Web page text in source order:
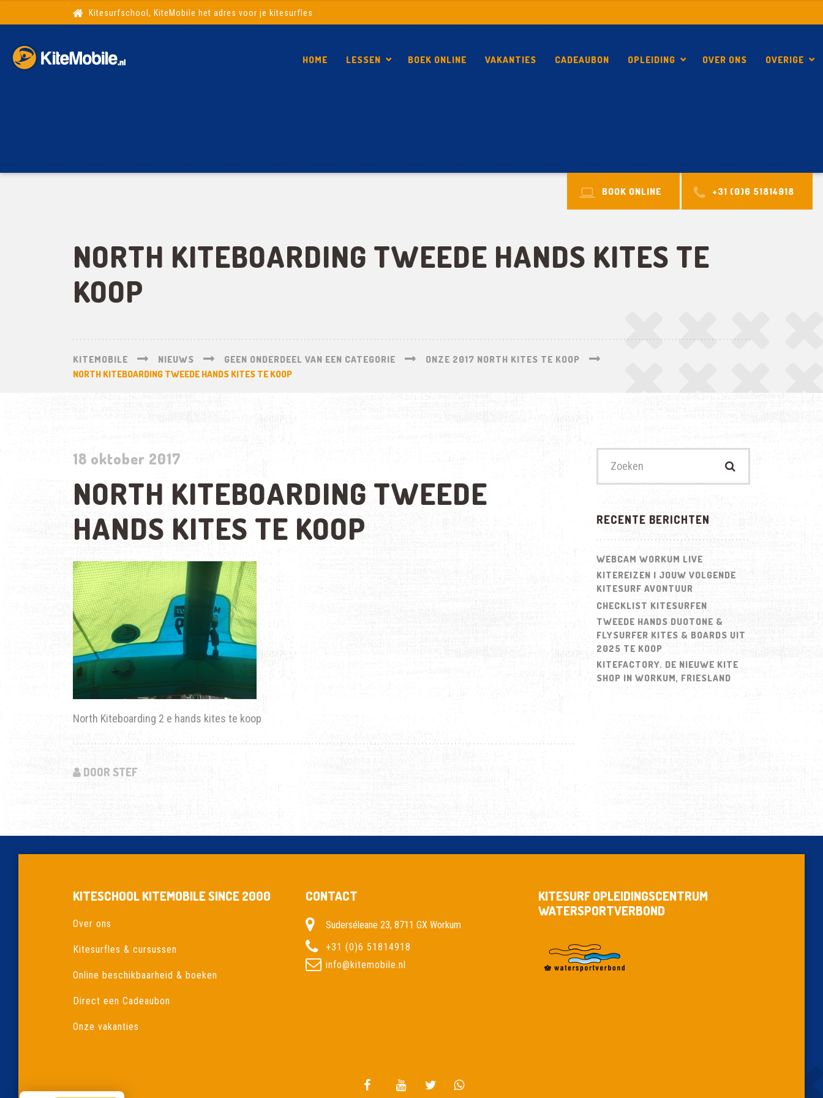
Kitesurfschool, KiteMobile het adres voor je kitesurfles
HOME LESSEN BOEK ONLINE VAKANTIES CADEAUBON OPLEIDING OVER ONS OVERIGE
BOOK ONLINE +31 (0)6 51814918
NORTH KITEBOARDING TWEEDE HANDS KITES TE
KOOP
KITEMOBILE NIEUWS GEEN ONDERDEEL VAN EEN CATEGORIE
ONZE 2017 NORTH KITES TE KOOP
NORTH KITEBOARDING TWEEDE HANDS KITES TE KOOP
18 oktober 2017
NORTH KITEBOARDING TWEEDE
HANDS KITES TE KOOP
North Kiteboarding 2 e hands kites te koop
DOOR STEF
naar:
RECENTE BERICHTEN
WEBCAM WORKUM LIVE
KITEREIZEN | JOUW VOLGENDE
KITESURF AVONTUUR
CHECKLIST KITESURFEN
TWEEDE HANDS DUOTONE &
FLYSURFER KITES & BOARDS UIT
2025 TE KOOP
KITEFACTORY. DE NIEUWE KITE
SHOP IN WORKUM, FRIESLAND
KITESCHOOL KITEMOBILE SINCE 2000
Over ons
Kitesurfles & cursussen
Online beschikbaarheid & boeken
Direct een Cadeaubon
Onze vakanties
CONTACT
Suderséleane 23, 8711 GX Workum
+31 (0)6 51814918
info@kitemobile.nl
KITESURF OPLEIDINGSCENTRUM
WATERSPORTVERBOND